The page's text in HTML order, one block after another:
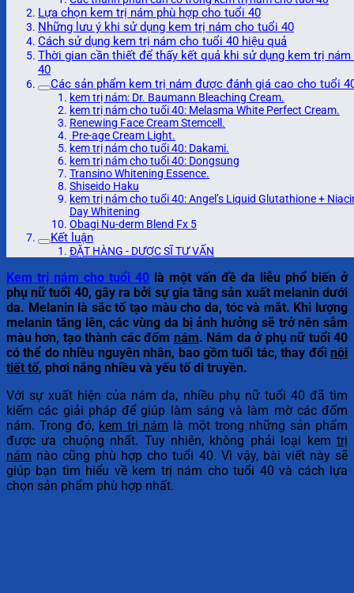
Lựa chọn kem trị nám phù hợp cho tuổi 40
Những lưu ý khi sử dụng kem trị nám cho tuổi 40
Cách sử dụng kem trị nám cho tuổi 40 hiệu quả
Thời gian cần thiết để thấy kết quả khi sử dụng kem trị
40
Các sản phẩm kem trị nám được đánh giá cao cho tuổi
kem trị nám: Dr. Baumann Bleaching Cream.
kem trị nám cho tuổi 40: Melasma White Perfect Cream.
Renewing Face Cream Stemcell.
Pre-age Cream Light.
kem trị nám cho tuổi 40: Dakami.
kem trị nám cho tuổi 40: Dongsung
Transino Whitening Essence.
Shiseido Haku
kem trị nám cho tuổi 40: Angel’s Liquid Glutathione +
Day Whitening
Obagi Nu-derm Blend Fx 5
Kết luận
ĐẶT HÀNG - DƯỢC SĨ TƯ VẤN
Kem trị nám cho tuổi 40 là một vấn đề da liễu phổ biến ở
phụ nữ tuổi 40, gây ra bởi sự gia tăng sản xuất melanin dưới
da. Melanin là sắc tố tạo màu cho da, tóc và mắt. Khi lượng
melanin tăng lên, các vùng da bị ảnh hưởng sẽ trở nên sẫm
màu hơn, tạo thành các đốm nám. Nám da ở phụ nữ tuổi 40
có thể do nhiều nguyên nhân, bao gồm tuổi tác, thay đổi nội
tiết tố, phơi nắng nhiều và yếu tố di truyền.
Với sự xuất hiện của nám da, nhiều phụ nữ tuổi 40 đã tìm
kiếm các giải pháp để giúp làm sáng và làm mờ các đốm
nám. Trong đó, kem trị nám là một trong những sản phẩm
được ưa chuộng nhất. Tuy nhiên, không phải loại kem trị
nám nào cũng phù hợp cho tuổi 40. Vì vậy, bài viết này sẽ
giúp bạn tìm hiểu về kem trị nám cho tuổi 40 và cách lựa
chọn sản phẩm phù hợp nhất.